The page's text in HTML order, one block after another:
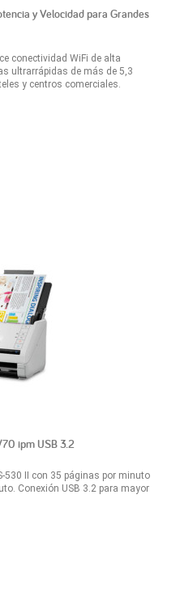
y Velocidad para Grandes
conectividad WiFi de alta
ultrarrápidas de más de 5,3
y centros comerciales.
ipm USB 3.2
530 II con 35 páginas por minuto
Conexión USB 3.2 para mayor